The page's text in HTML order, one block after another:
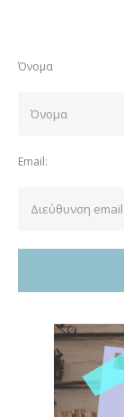
Όνομα
Email: